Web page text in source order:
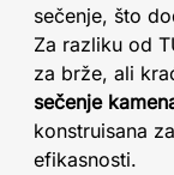
sečenje, što
Za razliku od
za brže, ali
sečenje
konstruisana
efikasnosti.